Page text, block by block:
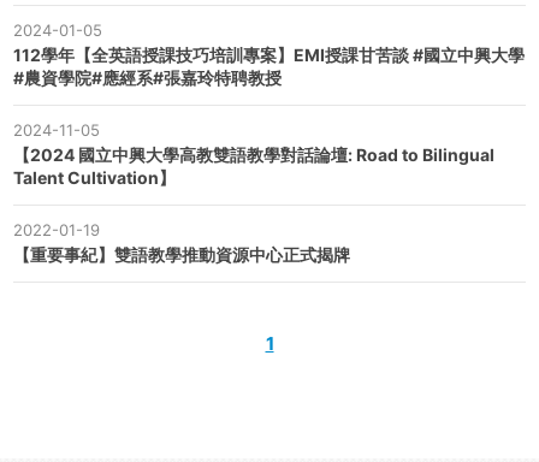
2024-01-05
112學年【全英語授課技巧培訓專案】EMI授課甘苦談 #國立中興大學
#農資學院#應經系#張嘉玲特聘教授
2024-11-05
【2024 國立中興大學高教雙語教學對話論壇: Road to Bilingual
Talent Cultivation】
2022-01-19
【重要事紀】雙語教學推動資源中心正式揭牌
1